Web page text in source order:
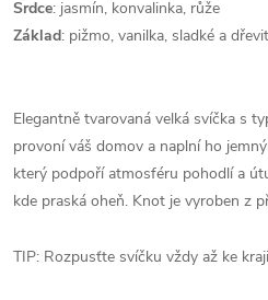
Srdce: jasmín, konvalinka, růže
Základ: pižmo, vanilka, sladké a
Elegantně tvarovaná velká svíčka s
provoní váš domov a naplní ho
který podpoří atmosféru pohodlí a
kde praská oheň. Knot je vyroben z
TIP: Rozpusťte svíčku vždy až ke